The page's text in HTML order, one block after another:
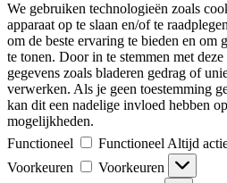
We gebruiken technologieën zoals
apparaat op te slaan en/of te
om de beste ervaring te bieden en om
te tonen. Door in te stemmen met
gegevens zoals bladeren gedrag of
verwerken. Als je geen toestemming
kan dit een nadelige invloed hebben
mogelijkheden.
Functioneel
Functioneel Altijd
Voorkeuren
Voorkeuren